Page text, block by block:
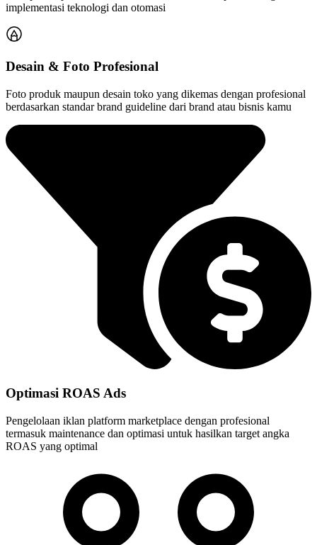
implementasi teknologi dan otomasi
Desain & Foto Profesional
Foto produk maupun desain toko yang dikemas dengan profesional
berdasarkan standar brand guideline dari brand atau bisnis kamu
Optimasi ROAS Ads
Pengelolaan iklan platform marketplace dengan profesional
termasuk maintenance dan optimasi untuk hasilkan target angka
ROAS yang optimal